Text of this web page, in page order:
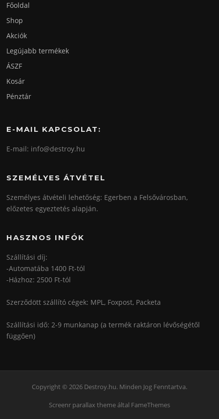
Főoldal
Shop
Akciók
Legújabb termékek
ÁSZF
Kosár
Pénztár
E-MAIL KAPCSOLAT:
E-mail: info@destroy.hu
SZEMÉLYES ÁTVÉTEL
Személyes átvételi lehetőség: Egerben a Felsővárosban,
előzetes egyeztetés alapján.
HASZNOS INFÓK
Szállítási díj:
-Automatába 1400 Ft-tól
-Házhoz: 2500 Ft-tól
Szerződött szállító cégek: MPL, Foxpost, Packeta
Szállítási idő: 2-9 munkanap (a termék raktáron lévőségétől
függően)
Copyright © 2026 Destroy.hu. Minden Jog Fenntartva.
Screenr parallax themeáltal FameThemes